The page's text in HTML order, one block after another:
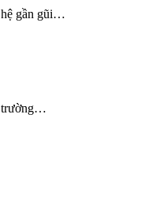
hệ gần gũi…
trường…